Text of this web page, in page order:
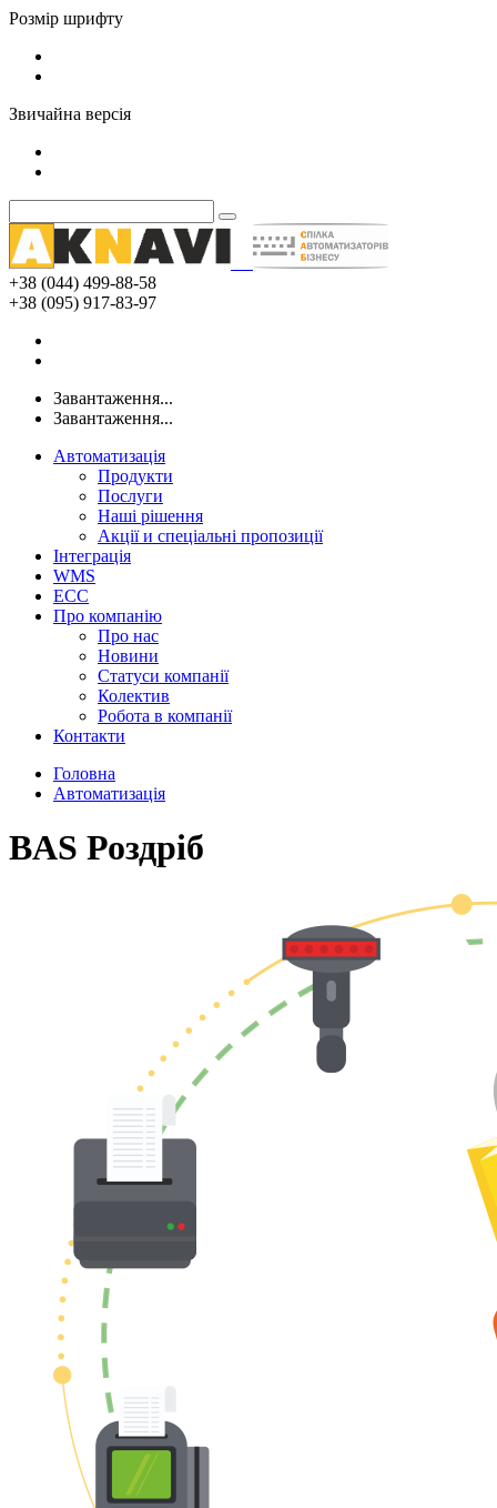
Розмір шрифту
Звичайна версія
+38 (044) 499-88-58
+38 (095) 917-83-97
Завантаження...
Завантаження...
Автоматизація
Продукти
Послуги
Наші рішення
Акції и спеціальні пропозиції
Інтеграція
WMS
ECC
Про компанію
Про нас
Новини
Cтатуси компанії
Колектив
Робота в компанії
Контакти
Головна
Автоматизація
BAS Роздріб